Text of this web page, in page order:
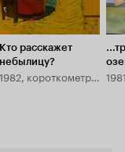
Кто расскажет
небылицу?
1982, короткометражка